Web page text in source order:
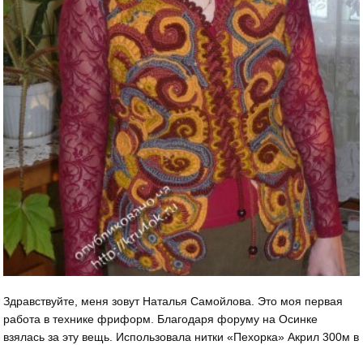
Здравствуйте, меня зовут Наталья Самойлова. Это моя первая
работа в технике фриформ. Благодаря форуму на Осинке
взялась за эту вещь. Использовала нитки «Пехорка» Акрил 300м в